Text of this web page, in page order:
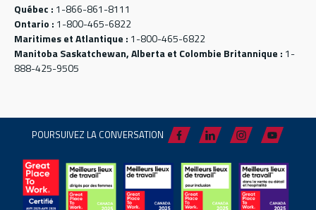
Québec : 1-866-861-8111
Ontario : 1-800-465-6822
Maritimes et Atlantique : 1-800-465-6822
Manitoba Saskatchewan, Alberta et Colombie Britannique : 1-
888-425-9505
POURSUIVEZ LA CONVERSATION